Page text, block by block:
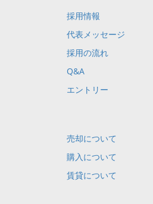
採用情報
代表メッセージ
採用の流れ
Q&A
エントリー
売却について
購入について
賃貸について